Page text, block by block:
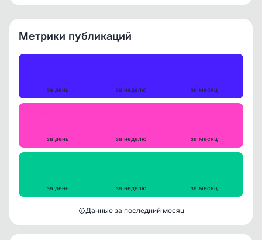
Метрики публикаций
за день за неделю за месяц
за день за неделю за месяц
за день за неделю за месяц
Данные за последний месяц